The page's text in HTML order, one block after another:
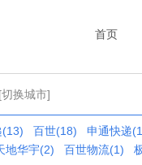
首页
[切换城市]
(13) 百世(18)
申通快递
地华宇(2) 百世物流(1)